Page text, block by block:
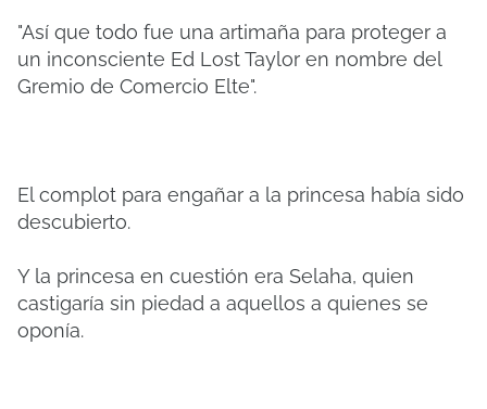
"Así que todo fue una artimaña para proteger a
un inconsciente Ed Lost Taylor en nombre del
Gremio de Comercio Elte".
El complot para engañar a la princesa había sido
descubierto.
Y la princesa en cuestión era Selaha, quien
castigaría sin piedad a aquellos a quienes se
oponía.